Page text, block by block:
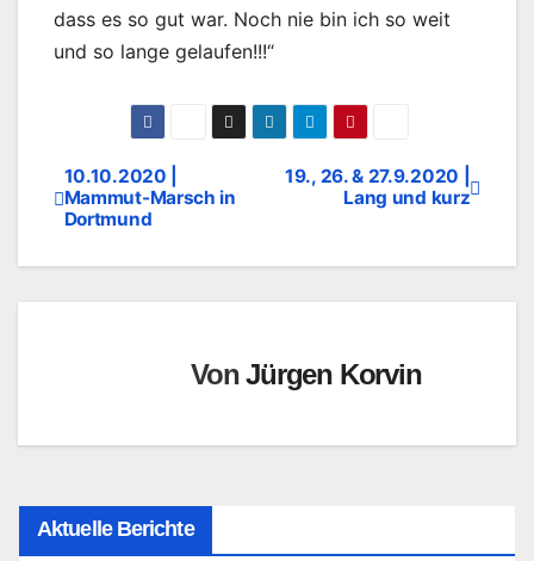
dass es so gut war. Noch nie bin ich so weit
und so lange gelaufen!!!“
Beitragsnavigation19., 26. & 27.9.2020 |
Lang und kurz
10.10.2020 |
Mammut-Marsch in
Dortmund
VonJürgen Korvin
Aktuelle Berichte